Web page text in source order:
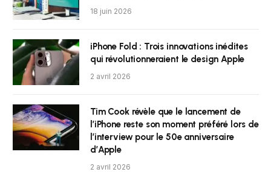
18 juin 2026
iPhone Fold : Trois innovations inédites
qui révolutionneraient le design Apple
2 avril 2026
Tim Cook révèle que le lancement de
l’iPhone reste son moment préféré lors de
l’interview pour le 50e anniversaire
d’Apple
2 avril 2026